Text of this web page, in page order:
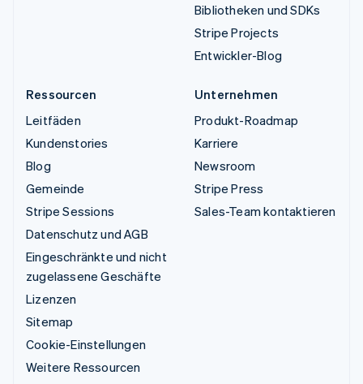
Bibliotheken und SDKs
Stripe Projects
Entwickler-Blog
Ressourcen
Leitfäden
Kundenstories
Blog
Gemeinde
Stripe Sessions
Datenschutz und AGB
Eingeschränkte und nicht
zugelassene Geschäfte
Lizenzen
Sitemap
Cookie-Einstellungen
Weitere Ressourcen
Unternehmen
Produkt-Roadmap
Karriere
Newsroom
Stripe Press
Sales-Team kontaktieren